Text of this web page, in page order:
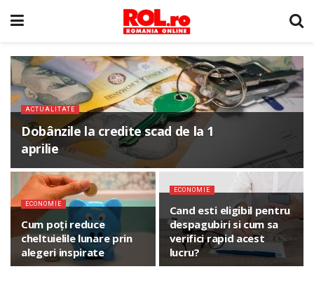
ACTUALITATE
Dobânzile la credite scad de la 1
aprilie
ECONOMIE
Cum poți reduce
cheltuielile lunare prin
alegeri inspirate
ECONOMIE
Cand esti eligibil pentru
despagubiri si cum sa
verifici rapid acest
lucru?